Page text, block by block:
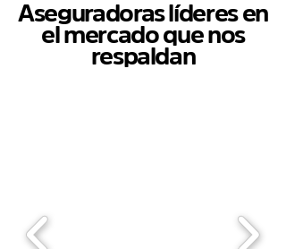
Aseguradoras líderes en
el mercado que nos
respaldan